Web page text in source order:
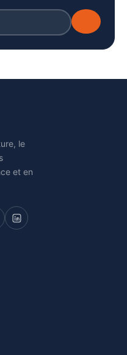
le
et en